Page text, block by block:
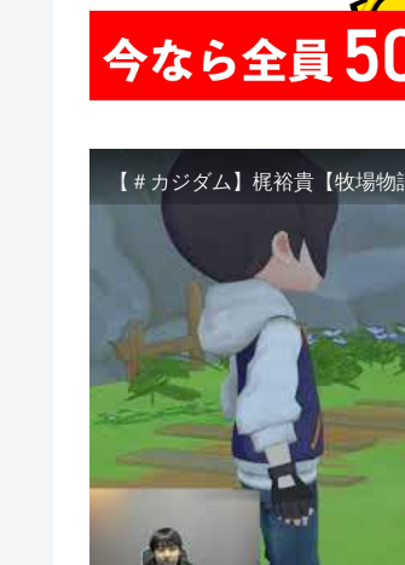
【＃カジダム】梶裕貴【牧場